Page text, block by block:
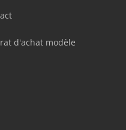
d'achat modèle